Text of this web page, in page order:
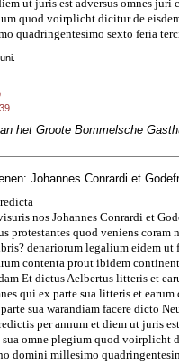
ut juris est adversus omnes juri
quod voirplicht dicitur de
quadringentesimo sexto feria
het Groote Bommelsche
Johannes Conrardi et
nos Johannes Conrardi et
protestantes quod veniens
denariorum legalium eidem ut
contenta prout ibidem
Et dictus Aelbertus litteris et
qui ex parte sua litteris et
sua warandiam facere dicto
per annum et diem ut juris
sua omne plegium quod voirplicht
domini millesimo